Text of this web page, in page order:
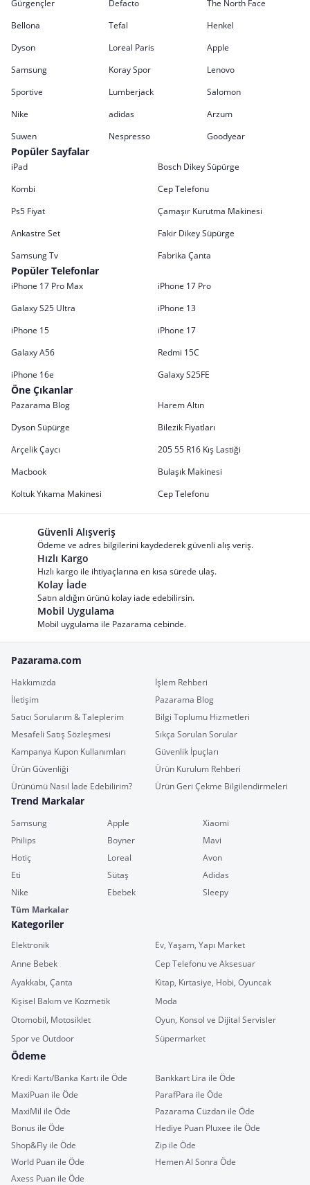
Gürgençler Defacto
The North Face
Bellona
Tefal
Henkel
Dyson
Loreal Paris
Apple
Samsung
Koray Spor
Lenovo
Sportive
Lumberjack
Salomon
Nike
adidas
Arzum
Suwen
Nespresso Goodyear
Popüler Sayfalar
iPad
Bosch Dikey Süpürge
Kombi
Cep Telefonu
Ps5 Fiyat
Çamaşır Kurutma Makinesi
Ankastre Set
Fakir Dikey Süpürge
Samsung Tv
Fabrika Çanta
Popüler Telefonlar
iPhone 17 Pro Max
iPhone 17 Pro
Galaxy S25 Ultra
iPhone 13
iPhone 15
iPhone 17
Galaxy A56
Redmi 15C
iPhone 16e
Galaxy S25FE
Öne Çıkanlar
Pazarama Blog
Harem Altın
Dyson Süpürge
Bilezik Fiyatları
Arçelik Çaycı
205 55 R16 Kış Lastiği
Macbook
Bulaşık Makinesi
Koltuk Yıkama Makinesi
Cep Telefonu
Güvenli Alışveriş
Ödeme ve adres bilgilerini kaydederek güvenli alış veriş.
Hızlı Kargo
Hızlı kargo ile ihtiyaçlarına en kısa sürede ulaş.
Kolay İade
Satın aldığın ürünü kolay iade edebilirsin.
Mobil Uygulama
Mobil uygulama ile Pazarama cebinde.
Pazarama.com
Hakkımızda
İşlem Rehberi
İletişim
Pazarama Blog
Satıcı Sorularım & Taleplerim
Bilgi Toplumu Hizmetleri
Mesafeli Satış Sözleşmesi
Sıkça Sorulan Sorular
Kampanya Kupon Kullanımları
Güvenlik İpuçları
Ürün Güvenliği
Ürün Kurulum Rehberi
Ürünümü Nasıl İade Edebilirim?
Ürün Geri Çekme Bilgilendirmeleri
Trend Markalar
Samsung Apple
Xiaomi
Philips
Boyner
Mavi
Hotiç
Loreal
Avon
Eti
Sütaş
Adidas
Nike
Ebebek
Sleepy
Tüm Markalar
Kategoriler
Elektronik
Ev, Yaşam, Yapı Market
Anne Bebek
Cep Telefonu ve Aksesuar
Ayakkabı, Çanta
Kitap, Kırtasiye, Hobi, Oyuncak
Kişisel Bakım ve Kozmetik
Moda
Otomobil, Motosiklet
Oyun, Konsol ve Dijital Servisler
Spor ve Outdoor
Süpermarket
Ödeme
Kredi Kartı/Banka Kartı ile Öde
Bankkart Lira ile Öde
MaxiPuan ile Öde
ParafPara ile Öde
MaxiMil ile Öde
Pazarama Cüzdan ile Öde
Bonus ile Öde
Hediye Puan Pluxee ile Öde
Shop&Fly ile Öde
Zip ile Öde
World Puan ile Öde
Hemen Al Sonra Öde
Axess Puan ile Öde